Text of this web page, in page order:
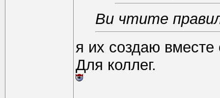
Ви чтите
я их создаю вместе
Для коллег.